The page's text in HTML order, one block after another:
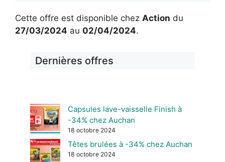
Cette offre est disponible chez Action du
27/03/2024 au 02/04/2024.
Dernières offres
Capsules lave-vaisselle Finish à
-34% chez Auchan
18 octobre 2024
Têtes brulées à -34% chez Auchan
18 octobre 2024